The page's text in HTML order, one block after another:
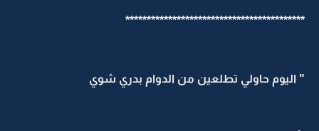
******************************************
" اليوم حاولي تطلعين من الدوام بدري شوي